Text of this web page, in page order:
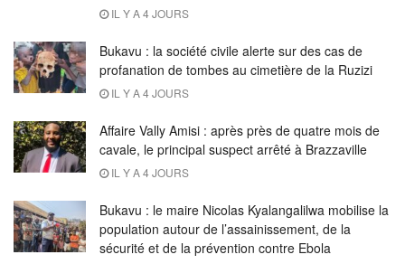
IL Y A 4 JOURS
Bukavu : la société civile alerte sur des cas de
profanation de tombes au cimetière de la Ruzizi
IL Y A 4 JOURS
Affaire Vally Amisi : après près de quatre mois de
cavale, le principal suspect arrêté à Brazzaville
IL Y A 4 JOURS
Bukavu : le maire Nicolas Kyalangalilwa mobilise la
population autour de l’assainissement, de la
sécurité et de la prévention contre Ebola